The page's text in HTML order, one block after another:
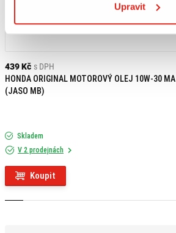
Upravit
439 Kč s DPH
HONDA ORIGINAL MOTOROVÝ OLEJ 10W-30 MA
(JASO MB)
Skladem
V 2 prodejnách
Koupit